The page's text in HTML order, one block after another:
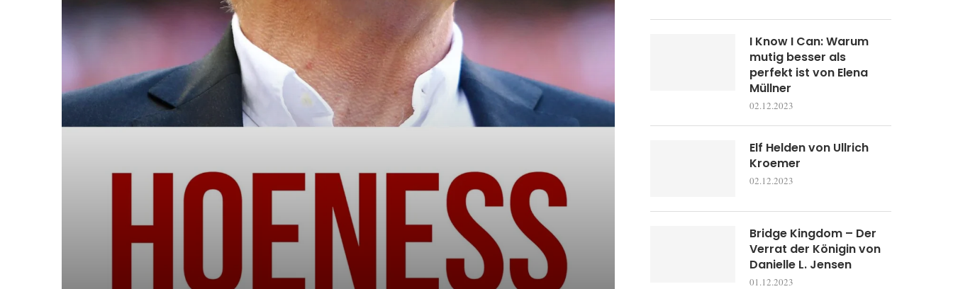
I Know I Can: Warum
mutig besser als
perfekt ist von Elena
Müllner
02.12.2023
Elf Helden von Ullrich
Kroemer
02.12.2023
Bridge Kingdom – Der
Verrat der Königin von
Danielle L. Jensen
01.12.2023